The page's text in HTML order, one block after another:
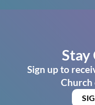
Stay
Sign up to
Church